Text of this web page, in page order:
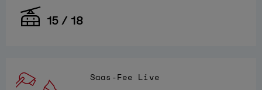
15 / 18
Saas-Fee Live